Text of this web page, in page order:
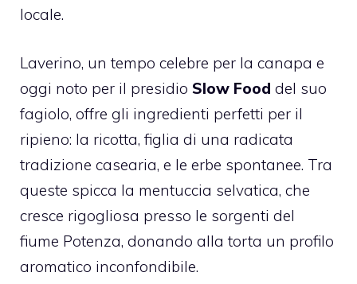
locale.
Laverino, un tempo celebre per la canapa e
oggi noto per il presidio Slow Food del suo
fagiolo, offre gli ingredienti perfetti per il
ripieno: la ricotta, figlia di una radicata
tradizione casearia, e le erbe spontanee. Tra
queste spicca la mentuccia selvatica, che
cresce rigogliosa presso le sorgenti del
fiume Potenza, donando alla torta un profilo
aromatico inconfondibile.